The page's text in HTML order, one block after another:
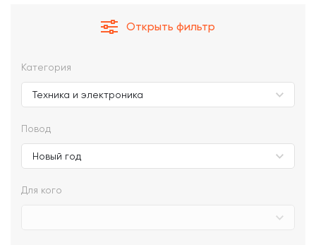
Открыть фильтр
Категория
Повод
Для кого